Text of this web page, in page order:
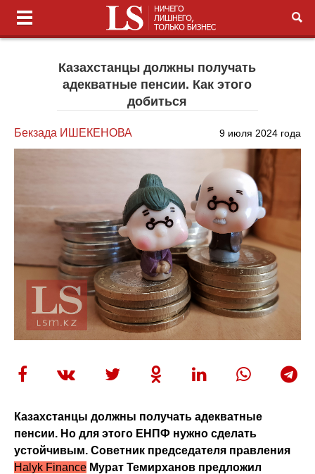
Казахстанцы должны получать
адекватные пенсии. Как этого
добиться
Бекзада ИШЕКЕНОВА 9 июля 2024 года
Казахстанцы должны получать адекватные
пенсии. Но для этого ЕНПФ нужно сделать
устойчивым. Советник председателя правления
Halyk Finance Мурат Темирханов предложил